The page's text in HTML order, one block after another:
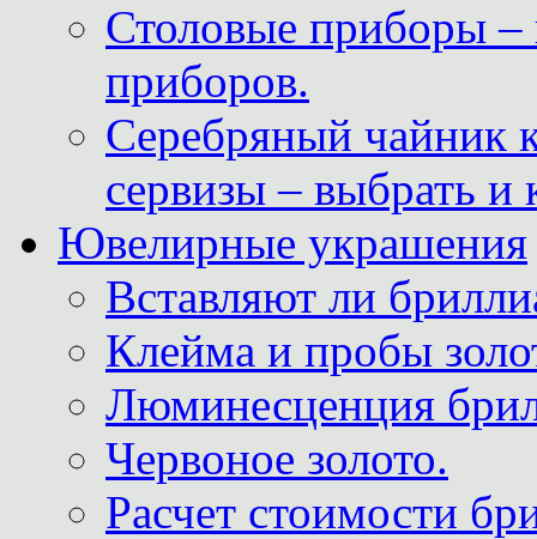
Столовые приборы –
приборов.
Серебряный чайник
сервизы – выбрать и
Ювелирные украшения
Вставляют ли
Клейма и пробы
Люминесценция
Червоное золото.
Расчет стоимости